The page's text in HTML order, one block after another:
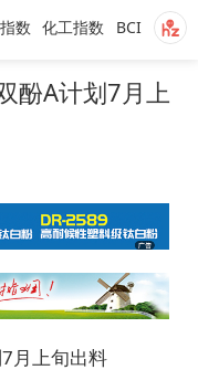
BCI
化工指数
数
酚A计划7月上
月上旬出料